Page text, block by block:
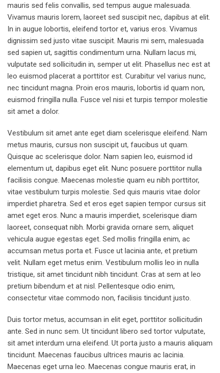
mauris sed felis convallis, sed tempus augue malesuada.
Vivamus mauris lorem, laoreet sed suscipit nec, dapibus at elit.
In in augue lobortis, eleifend tortor et, varius eros. Vivamus
dignissim sed justo vitae suscipit. Mauris mi sem, malesuada
sed sapien ut, sagittis condimentum urna. Nullam lacus mi,
vulputate sed sollicitudin in, semper ut elit. Phasellus nec est at
leo euismod placerat a porttitor est. Curabitur vel varius nunc,
nec tincidunt magna. Proin eros mauris, lobortis id quam non,
euismod fringilla nulla. Fusce vel nisi et turpis tempor molestie
sit amet a dolor.
Vestibulum sit amet ante eget diam scelerisque eleifend. Nam
metus mauris, cursus non suscipit ut, faucibus ut quam.
Quisque ac scelerisque dolor. Nam sapien leo, euismod id
elementum ut, dapibus eget elit. Nunc posuere porttitor nulla
facilisis congue. Maecenas molestie quam eu nibh porttitor,
vitae vestibulum turpis molestie. Sed quis mauris vitae dolor
imperdiet pharetra. Sed et eros eget sapien tempor cursus sit
amet eget eros. Nunc a mauris imperdiet, scelerisque diam
laoreet, consequat nibh. Morbi gravida ornare sem, aliquet
vehicula augue egestas eget. Sed mollis fringilla enim, ac
accumsan metus porta et. Fusce ut lacinia ante, et pretium
velit. Nullam eget metus enim. Vestibulum mollis leo in nulla
tristique, sit amet tincidunt nibh tincidunt. Cras at sem at leo
pretium bibendum et at nisl. Pellentesque odio enim,
consectetur vitae commodo non, facilisis tincidunt justo.
Duis tortor metus, accumsan in elit eget, porttitor sollicitudin
ante. Sed in nunc sem. Ut tincidunt libero sed tortor vulputate,
sit amet interdum urna eleifend. Ut porta justo a mauris aliquam
tincidunt. Maecenas faucibus ultrices mauris ac lacinia.
Maecenas eget urna leo. Maecenas congue mauris erat, in